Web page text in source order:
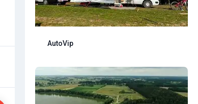
AutoVip